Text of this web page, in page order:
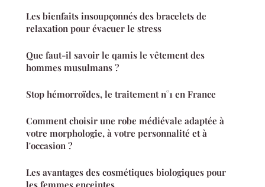
Les bienfaits insoupçonnés des bracelets de
relaxation pour évacuer le stress
Que faut-il savoir le qamis le vêtement des
hommes musulmans ?
Stop hémorroïdes, le traitement n°1 en France
Comment choisir une robe médiévale adaptée à
votre morphologie, à votre personnalité et à
l'occasion ?
Les avantages des cosmétiques biologiques pour
les femmes enceintes